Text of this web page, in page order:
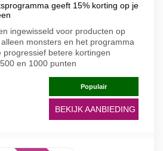
geeft 15% korting op je
ingewisseld voor producten op
monsters en het programma
progressief betere kortingen
en 1000 punten
Populair
BEKIJK AANBIEDING